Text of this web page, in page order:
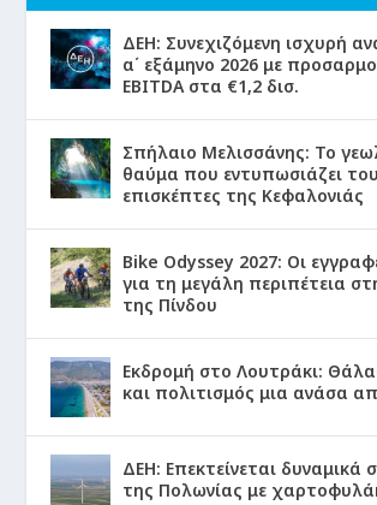
ΔΕΗ: Συνεχιζόμενη ισχυρή
α΄ εξάμηνο 2026 με
EBITDA στα €1,2 δισ.
Σπήλαιο Μελισσάνης: Το
θαύμα που εντυπωσιάζει
επισκέπτες της Κεφαλονιάς
Bike Odyssey 2027: Οι
για τη μεγάλη περιπέτεια
της Πίνδου
Εκδρομή στο Λουτράκι:
και πολιτισμός μια ανάσα
ΔΕΗ: Επεκτείνεται δυναμικά
της Πολωνίας με